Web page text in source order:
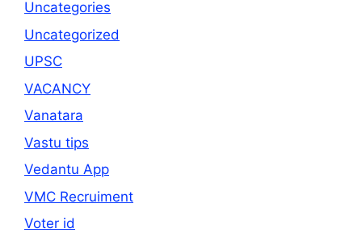
Uncategories
Uncategorized
UPSC
VACANCY
Vanatara
Vastu tips
Vedantu App
VMC Recruiment
Voter id